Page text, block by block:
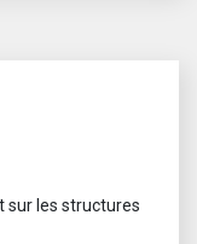
sur les structures